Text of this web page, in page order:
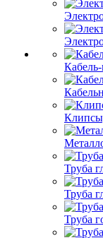
Труба
Труба
Труба